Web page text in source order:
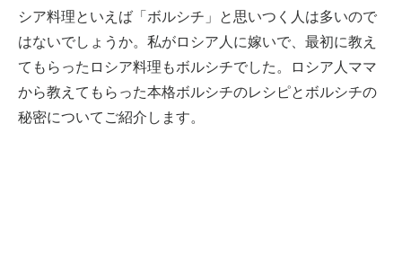
シア料理といえば「ボルシチ」と思いつく人は多いので
はないでしょうか。私がロシア人に嫁いで、最初に教え
てもらったロシア料理もボルシチでした。ロシア人ママ
から教えてもらった本格ボルシチのレシピとボルシチの
秘密についてご紹介します。